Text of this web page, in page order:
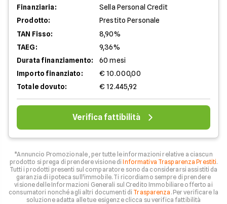
Finanziaria:
Sella Personal Credit
Prodotto:
Prestito Personale
TAN Fisso:
8,90%
TAEG:
9,36%
Durata finanziamento:
60 mesi
Importo finanziato:
€ 10.000,00
Totale dovuto:
€ 12.445,92
Verifica fattibilità
*Annuncio Promozionale , per tutte le informazioni relative a ciascun
prodotto si prega di prendere visione diInformativa Trasparenza Prestiti.
Tutti i prodotti presenti sul comparatore sono da considerarsi assistiti da
garanzia di ipoteca sull'immobile. Ti ricordiamo sempre di prendere
visione delle Informazioni Generali sul Credito Immobiliare offerto ai
consumatori nonché agli altri documenti di Trasparenza . Per verificare la
soluzione adatta alle tue esigenze clicca su verifica fattibilità